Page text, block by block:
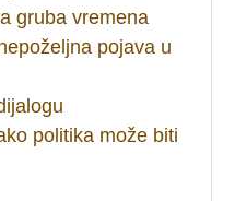
gruba vremena
pojava u
politika može biti